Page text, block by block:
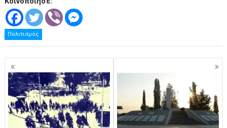
Πολιτισμός
Πλοήγηση
άρθρων